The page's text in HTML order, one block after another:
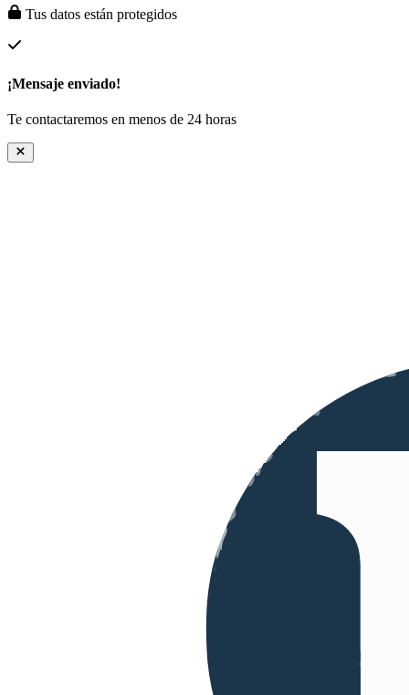
Tus datos están protegidos
¡Mensaje enviado!
Te contactaremos en menos de 24 horas